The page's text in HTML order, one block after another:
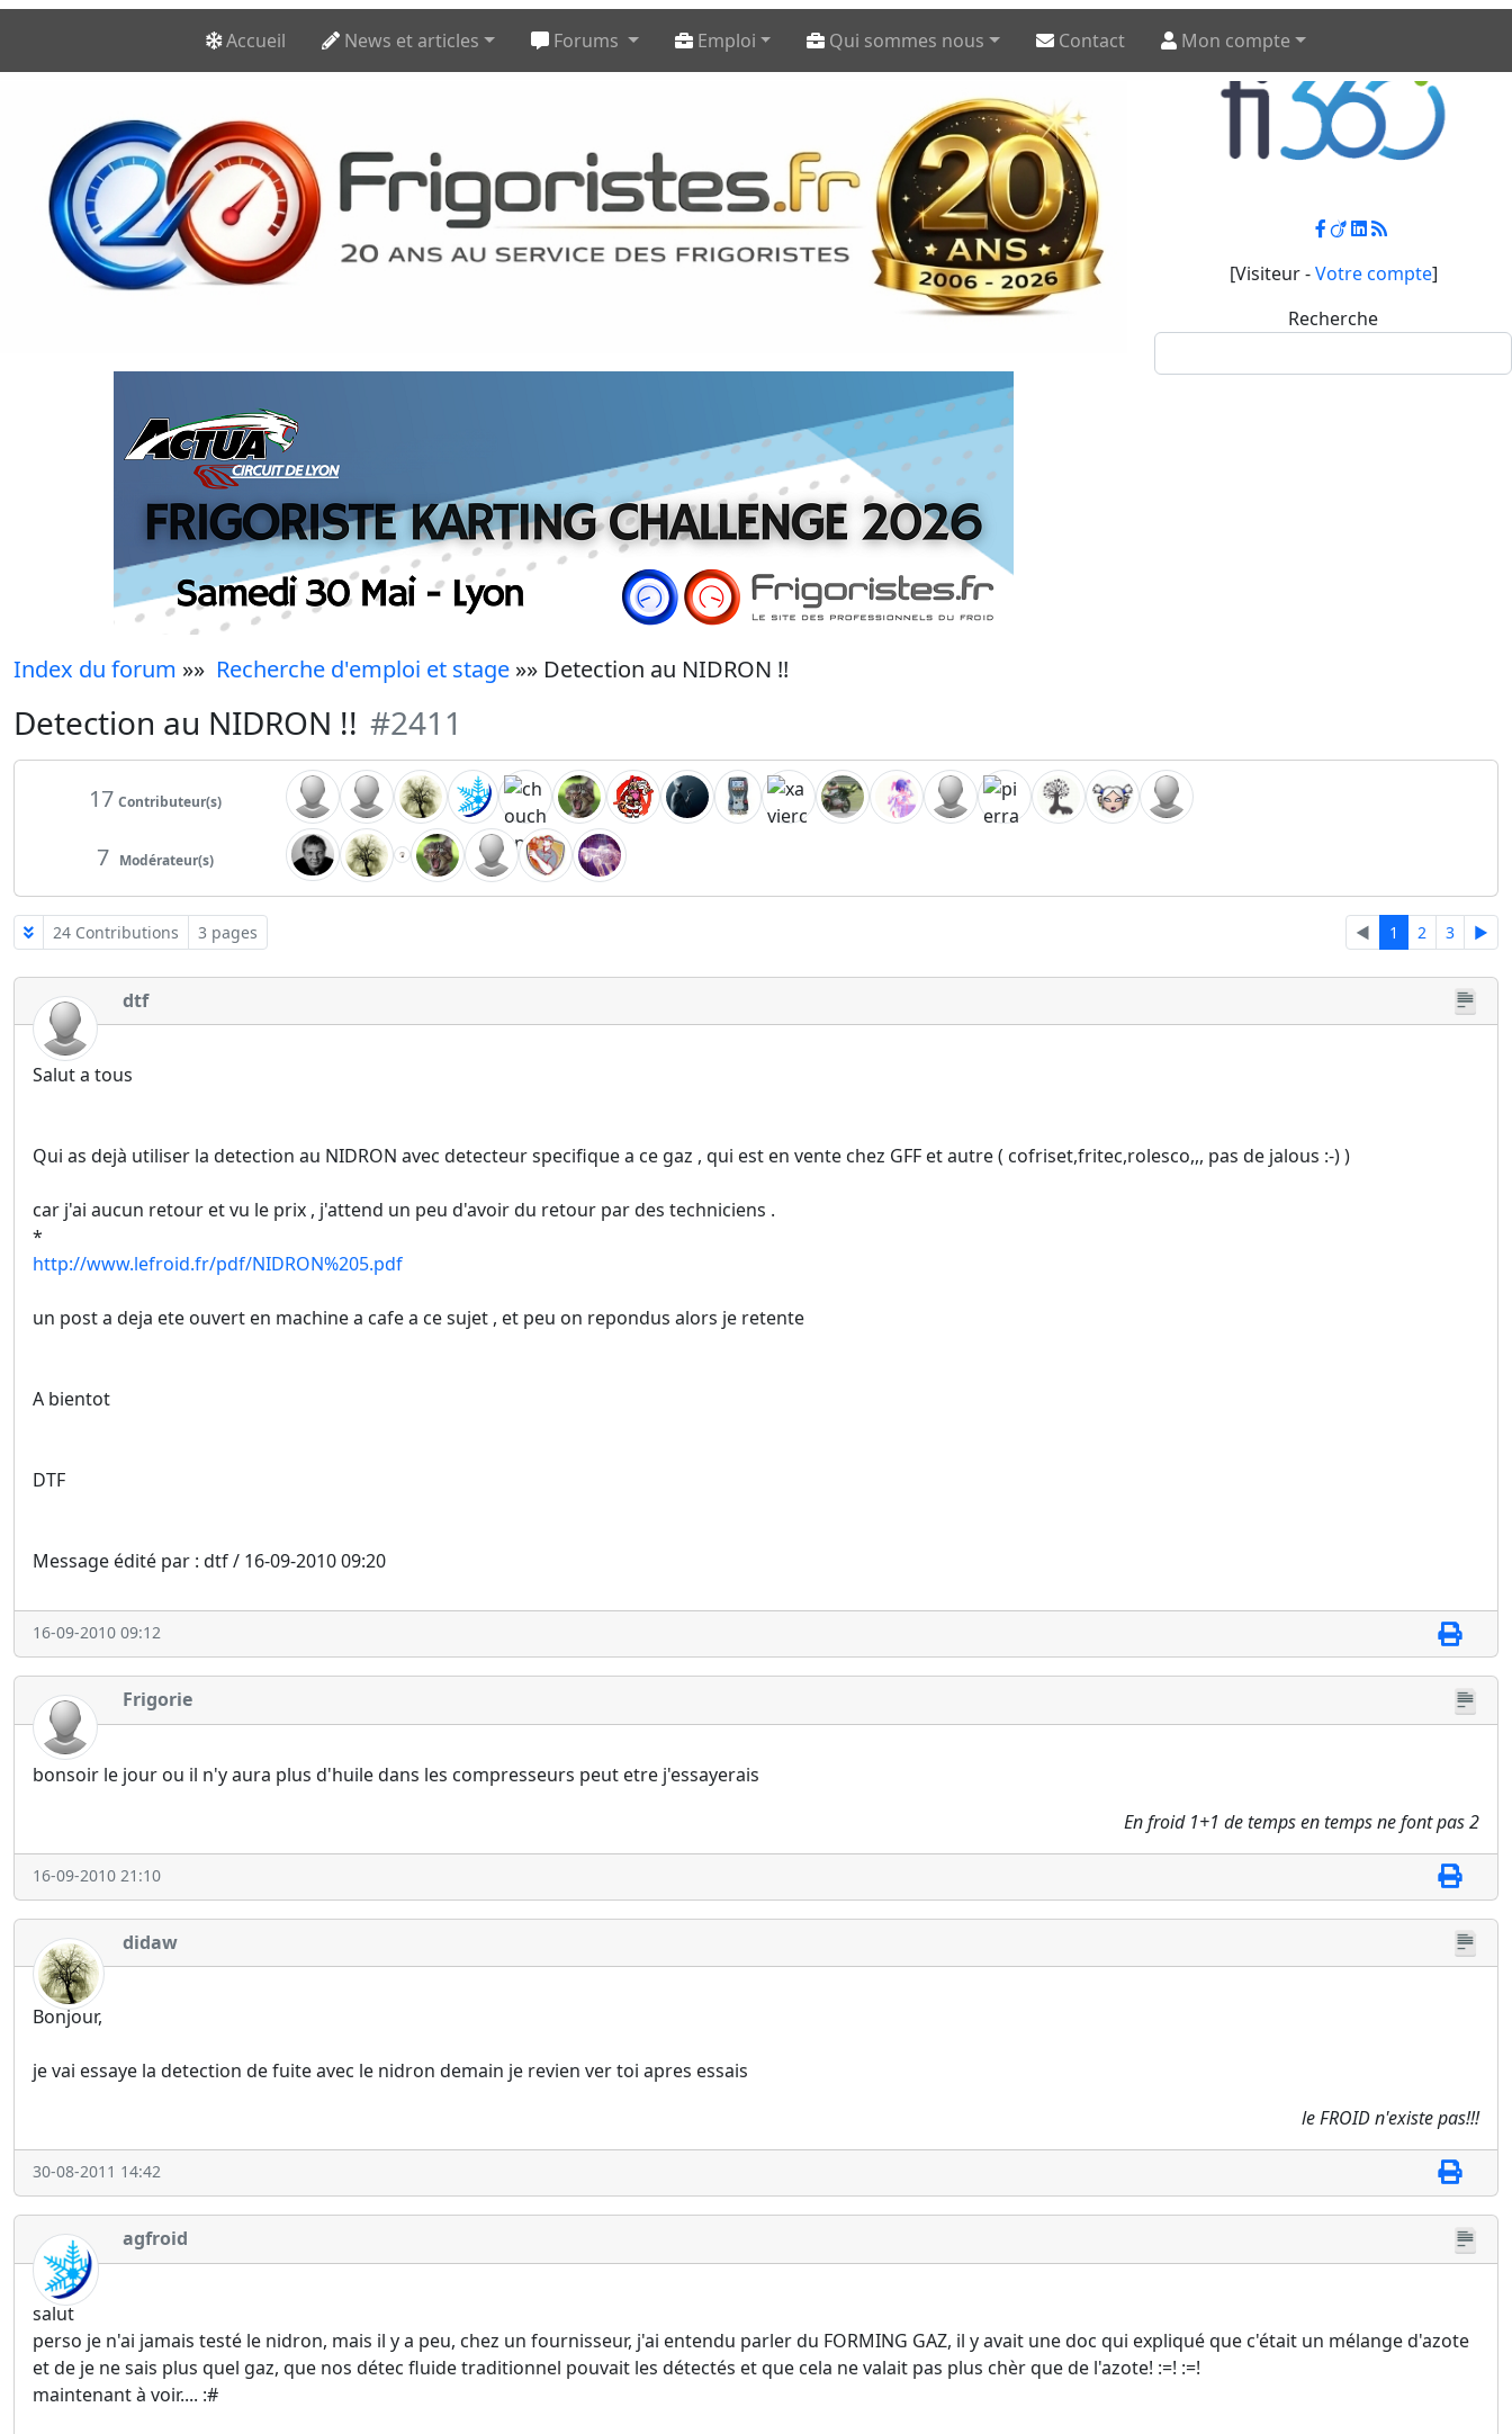
Accueil News et articles Forums Emploi Qui sommes nous Contact Mon compte
[Visiteur -Votre compte]
Recherche
Index du forum »» Recherche d'emploi et stage »» Detection au NIDRON !!
Detection au NIDRON !! #2411
17 Contributeur(s)
7 Modérateur(s)
24 Contributions 3 pages ◄ 1 2 3 ►
dtf
Salut a tous
Qui as dejà utiliser la detection au NIDRON avec detecteur specifique a ce gaz , qui est en vente chez GFF et autre ( cofriset,fritec,rolesco,,, pas de jalous :-) )
car j'ai aucun retour et vu le prix , j'attend un peu d'avoir du retour par des techniciens .
*
http://www.lefroid.fr/pdf/NIDRON%205.pdf
un post a deja ete ouvert en machine a cafe a ce sujet , et peu on repondus alors je retente
A bientot
DTF
Message édité par : dtf / 16-09-2010 09:20
16-09-2010 09:12
Frigorie
bonsoir le jour ou il n'y aura plus d'huile dans les compresseurs peut etre j'essayerais
En froid 1+1 de temps en temps ne font pas 2
16-09-2010 21:10
didaw
Bonjour,
je vai essaye la detection de fuite avec le nidron demain je revien ver toi apres essais
le FROID n'existe pas!!!
30-08-2011 14:42
agfroid
salut
perso je n'ai jamais testé le nidron, mais il y a peu, chez un fournisseur, j'ai entendu parler du FORMING GAZ, il y avait une doc qui expliqué que c'était un mélange d'azote
et de je ne sais plus quel gaz, que nos détec fluide traditionnel pouvait les détectés et que cela ne valait pas plus chèr que de l'azote! :=! :=!
maintenant à voir.... :#